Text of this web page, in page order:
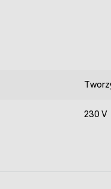
230 V